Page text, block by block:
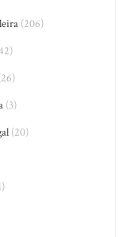
(206)
(3)
(20)